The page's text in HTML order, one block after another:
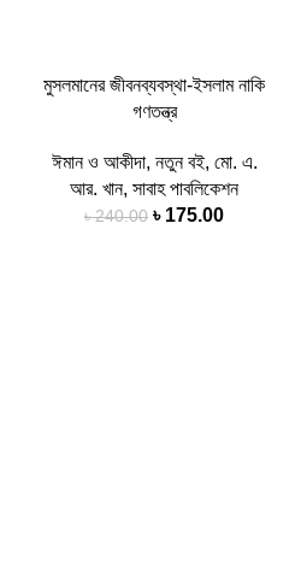
মুসলমানের জীবনব্যবস্থা-ইসলাম নাকি
গণতন্ত্র
ঈমান ও আকীদা, নতুন বই, মো. এ.
আর. খান, সাবাহ পাবলিকেশন
৳240.00 ৳ 175.00